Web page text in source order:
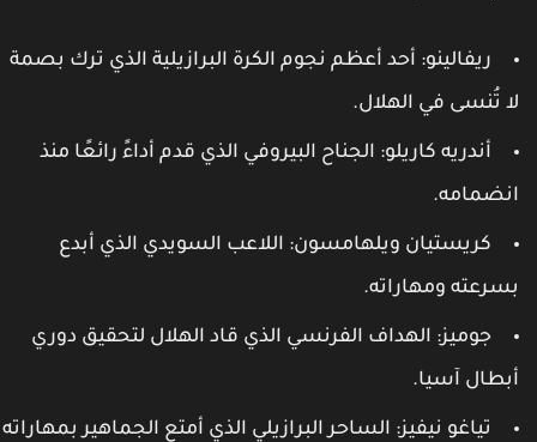
ريفالينو: أحد أعظم نجوم الكرة البرازيلية الذي ترك بصمة
تُنسى في الهلال.
أندريه كاريلو: الجناح البيروفي الذي قدم أداءً رائعًا منذ
كريستيان ويلهامسون: اللاعب السويدي الذي أبدع
ومهاراته.
جوميز: الهداف الفرنسي الذي قاد الهلال لتحقيق دوري
آسيا.
تياغو نيفيز: الساحر البرازيلي الذي أمتع الجماهير بمهاراته